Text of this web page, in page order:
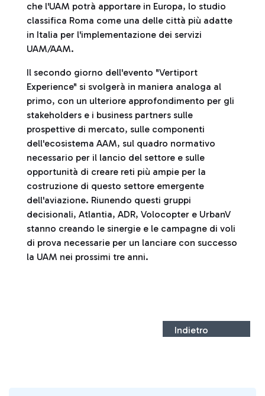
che l'UAM potrà apportare in Europa, lo studio
classifica Roma come una delle città più adatte
in Italia per l'implementazione dei servizi
UAM/AAM.
Il secondo giorno dell'evento "Vertiport
Experience" si svolgerà in maniera analoga al
primo, con un ulteriore approfondimento per gli
stakeholders e i business partners sulle
prospettive di mercato, sulle componenti
dell'ecosistema AAM, sul quadro normativo
necessario per il lancio del settore e sulle
opportunità di creare reti più ampie per la
costruzione di questo settore emergente
dell'aviazione. Riunendo questi gruppi
decisionali, Atlantia, ADR, Volocopter e UrbanV
stanno creando le sinergie e le campagne di voli
di prova necessarie per un lanciare con successo
la UAM nei prossimi tre anni.
Indietro